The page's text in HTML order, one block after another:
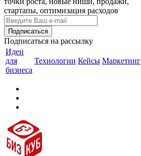
стартапы, оптимизация расходов
Подписаться на рассылку
Идеи
для
бизнеса
Технологии Кейсы Маркетинг